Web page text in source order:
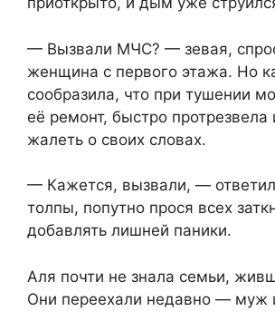
— Вызвали МЧС? — зевая,
женщина с первого этажа. Но
сообразила, что при тушении
её ремонт, быстро протрезвела
жалеть о своих словах.
— Кажется, вызвали, —
толпы, попутно прося всех
добавлять лишней паники.
Аля почти не знала семьи,
Они переехали недавно — муж